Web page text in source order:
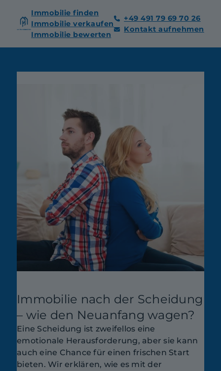
Immobilie finden
Immobilie verkaufen
Immobilie bewerten
+49 491 79 69 70 26
Kontakt aufnehmen
Immobilie nach der Scheidung
– wie den Neuanfang wagen?
Eine Scheidung ist zweifellos eine
emotionale Herausforderung, aber sie kann
auch eine Chance für einen frischen Start
bieten. Wir erklären, wie es mit der